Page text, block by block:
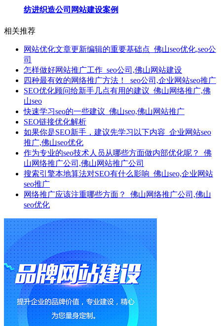
纺进织造公司网站建设案例
相关推荐
网站优化文章更新编辑的重要基础点_佛山seo优化,seo公
司
怎样做好网站推广工作_seo公司,佛山网站建设
四种最有效的网络推广方法！_seo公司,企业网站seo推广
SEO优化顾问给新手几点有用的建议_佛山网络推广,佛
山seo
快速学习seo的一些建议_佛山seo,佛山网站推广
SEO链接优化解析
如果你是SEO新手，建议先学习以下内容_企业网站seo
推广,佛山seo优化
作为专业的seo技术人员从哪些方面做内部优化呢？_佛
山网络推广公司,佛山网站推广公司
搜索引擎本地算法对SEO有什么影响_佛山seo,企业网站
seo推广
网络推广应该注重哪些方面？_佛山网络推广公司,佛山
seo优化